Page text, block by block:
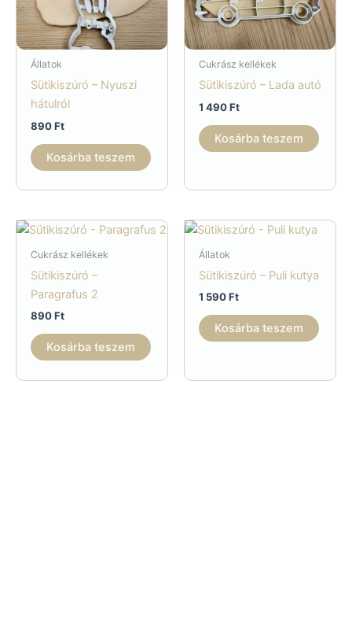
Állatok
Sütikiszúró – Nyuszi
hátulról
890Ft
Kosárba teszem
Cukrász kellékek
Sütikiszúró – Lada autó
1 490Ft
Kosárba teszem
Cukrász kellékek
Sütikiszúró –
Paragrafus 2
890Ft
Kosárba teszem
Állatok
Sütikiszúró – Puli kutya
1 590Ft
Kosárba teszem